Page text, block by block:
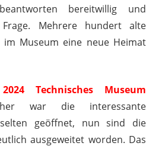
bereitwillig und
Mehrere hundert alte
im Museum eine neue Heimat
Technisches Museum
war die interessante
geöffnet, nun sind die
ausgeweitet worden. Das